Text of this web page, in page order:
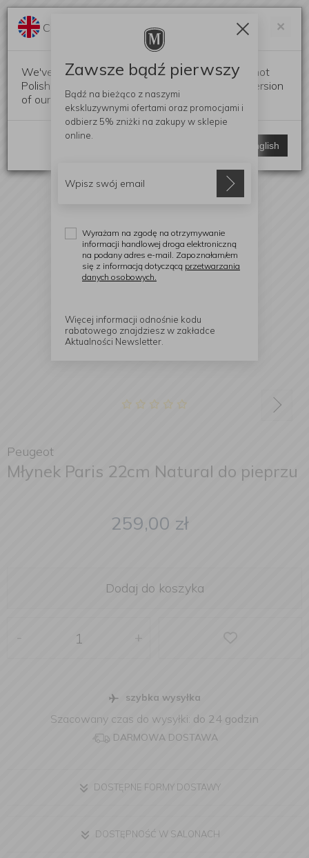
Peugeot
Młynek Paris 22cm Natural do pieprzu
259,00 zł
Dodaj do koszyka
- +
szybka wysyłka
Szacowany czas do wysyłki: do 24 godzin
DARMOWA DOSTAWA
DOSTĘPNE FORMY DOSTAWY
DOSTĘPNOŚĆ W SALONACH
×
Change language?
We've detected that your browser language is not
Polish. Would you like to switch to the English version
of our website?
Switch to English
Zawsze bądź pierwszy
Bądź na bieżąco z naszymi
ekskluzywnymi ofertami oraz promocjami i
odbierz 5% zniżki na zakupy w sklepie
online.
Wyrażam na zgodę na otrzymywanie
informacji handlowej droga elektroniczną
na podany adres e-mail. Zapoznałam/em
się z informacją dotyczącą przetwarzania
danych osobowych.
Więcej informacji odnośnie kodu
rabatowego znajdziesz w zakładce
Aktualności Newsletter.